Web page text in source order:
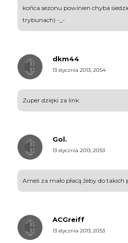
końca sezonu powinien chyba
trybunach) -_-
dkm44
13 stycznia 2013, 20:54
Zuper dzięki za link.
Gol.
13 stycznia 2013, 20:53
Ameli za mało płacą żeby do takich
ACGreiff
13 stycznia 2013, 20:53